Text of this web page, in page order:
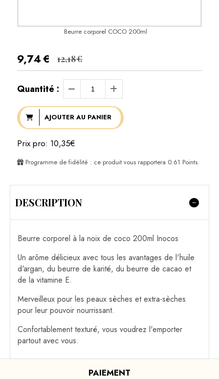
Beurre corporel COCO 200ml
9,74€ 12,18€
Quantité :
AJOUTER AU PANIER
Prix pro: 10,35€
Programme de fidélité : ce produit vous rapportera 0.61 Points.
DESCRIPTION
Beurre corporel à la noix de coco 200ml Inocos
Un arôme délicieux avec tous les avantages de l'huile
d'argan, du beurre de karité, du beurre de cacao et
de la vitamine E.
Merveilleux pour les peaux sèches et extra-sèches
pour leur pouvoir nourrissant.
Confortablement texturé, vous voudrez l'emporter
partout avec vous.
PAIEMENT